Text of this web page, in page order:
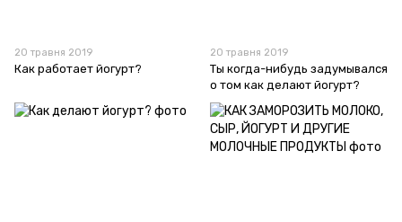
20 травня 2019
Как работает йогурт?
20 травня 2019
Ты когда-нибудь задумывался
о том как делают йогурт?